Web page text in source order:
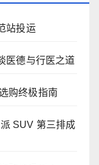
站投运
医德与行医之道
购终极指南
SUV 第三排成